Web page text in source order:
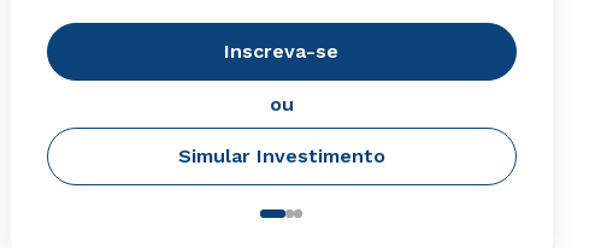
Inscreva-se
ou
Simular Investimento